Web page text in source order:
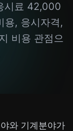
시료 42,000
용, 응시자격,
비용 관점으
와 기계분야가